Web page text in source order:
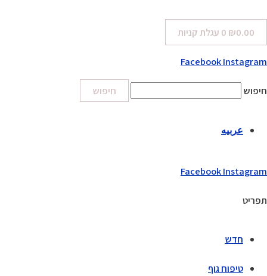
₪0.00
0 עגלת קניות
FacebookInstagram
חיפוש חיפוש
عربيه
FacebookInstagram
תפריט
חדש
טיפוח גוף